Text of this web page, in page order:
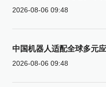
2026-08-06 09:48
中国机器人适配全球多元
2026-08-06 09:48